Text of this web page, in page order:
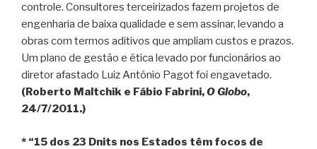
controle. Consultores terceirizados fazem projetos de
engenharia de baixa qualidade e sem assinar, levando a
obras com termos aditivos que ampliam custos e prazos.
Um plano de gestão e ética levado por funcionários ao
diretor afastado Luiz Antônio Pagot foi engavetado.
(Roberto Maltchik e Fábio Fabrini,O Globo,
24/7/2011.)
* “15 dos 23 Dnits nos Estados têm focos de